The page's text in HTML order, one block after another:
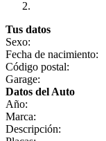
Tus datos
Sexo:
Fecha de nacimiento:
Código postal:
Garage:
Datos del Auto
Año:
Marca:
Descripción: